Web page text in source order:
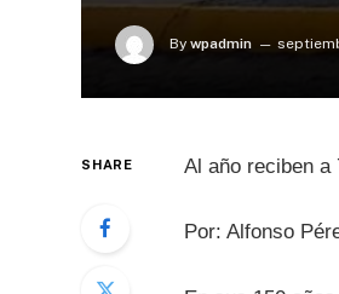
By wpadmin
SHARE Al año reciben a
Por: Alfonso